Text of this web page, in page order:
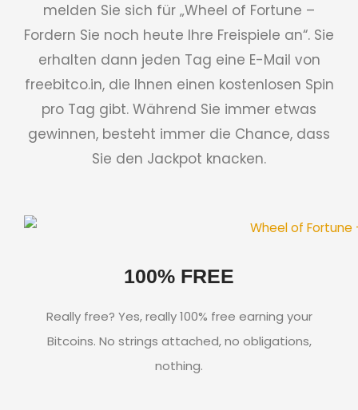
melden Sie sich für „Wheel of Fortune –
Fordern Sie noch heute Ihre Freispiele an“. Sie
erhalten dann jeden Tag eine E-Mail von
freebitco.in, die Ihnen einen kostenlosen Spin
pro Tag gibt. Während Sie immer etwas
gewinnen, besteht immer die Chance, dass
Sie den Jackpot knacken.
100% FREE
Really free? Yes, really 100% free earning your
Bitcoins. No strings attached, no obligations,
nothing.